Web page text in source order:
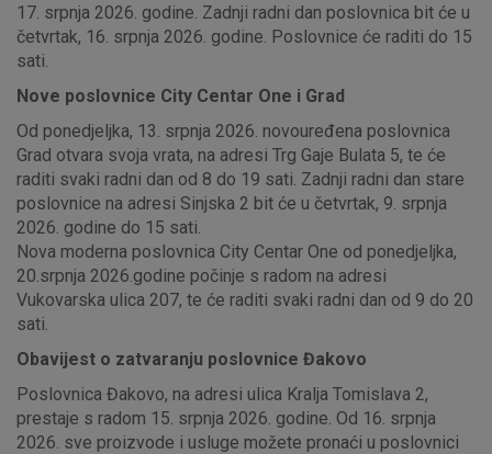
17. srpnja 2026. godine. Zadnji radni dan poslovnica bit će u
četvrtak, 16. srpnja 2026. godine. Poslovnice će raditi do 15
sati.
Nove poslovnice City Centar One i Grad
Od ponedjeljka, 13. srpnja 2026. novouređena poslovnica
Grad otvara svoja vrata, na adresi Trg Gaje Bulata 5, te će
raditi svaki radni dan od 8 do 19 sati. Zadnji radni dan stare
poslovnice na adresi Sinjska 2 bit će u četvrtak, 9. srpnja
2026. godine do 15 sati.
Nova moderna poslovnica City Centar One od ponedjeljka,
20.srpnja 2026.godine počinje s radom na adresi
Vukovarska ulica 207, te će raditi svaki radni dan od 9 do 20
sati.
Obavijest o zatvaranju poslovnice Đakovo
Poslovnica Đakovo, na adresi ulica Kralja Tomislava 2,
prestaje s radom 15. srpnja 2026. godine. Od 16. srpnja
2026. sve proizvode i usluge možete pronaći u poslovnici